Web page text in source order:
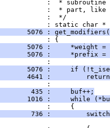
:  *
:  * part, like
:  */
: static char *
5076 :
: {
5076 :     *weight =
5076 :     *prefix =
:
5076 :     if
4641 :
:
435 :     buf++;
1016 :     while
:     {
736 :